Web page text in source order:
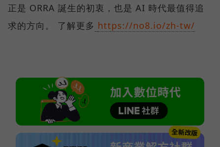
正是 ORRA 誕生的初衷，也是 AI 時代最值得追
求的方向。 了解更多 https://no8.io/zh-tw/